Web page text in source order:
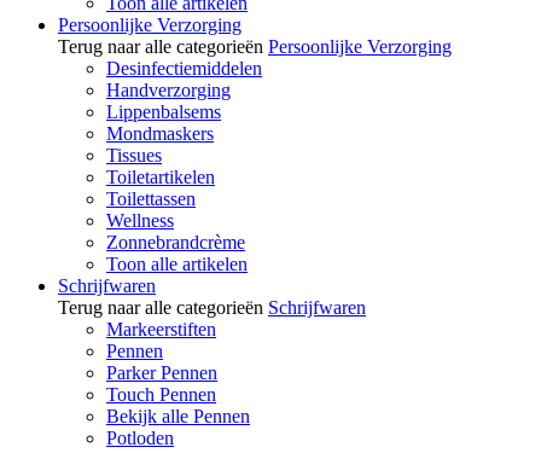
Persoonlijke Verzorging
Terug naar alle categorieën Persoonlijke Verzorging
Desinfectiemiddelen
Handverzorging
Lippenbalsems
Mondmaskers
Tissues
Toiletartikelen
Toilettassen
Wellness
Zonnebrandcrème
Toon alle artikelen
Schrijfwaren
Terug naar alle categorieën Schrijfwaren
Markeerstiften
Pennen
Parker Pennen
Touch Pennen
Bekijk alle Pennen
Potloden